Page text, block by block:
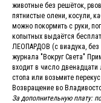
животные без решёток,
пятнистые олени, косули,
можно покормить с руки,
копытных выдаётся
ЛЕОПАРДОВ (с виадука,
журнала "Вокруг Света"
входит в число
стопа или возьмите перекус
Возвращение во
За дополнительную плату: